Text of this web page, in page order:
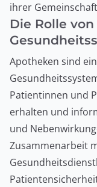
ihrer
Die Rolle
Apotheken sind
Patientinnen und
erhalten und
und
Zusammenarbeit